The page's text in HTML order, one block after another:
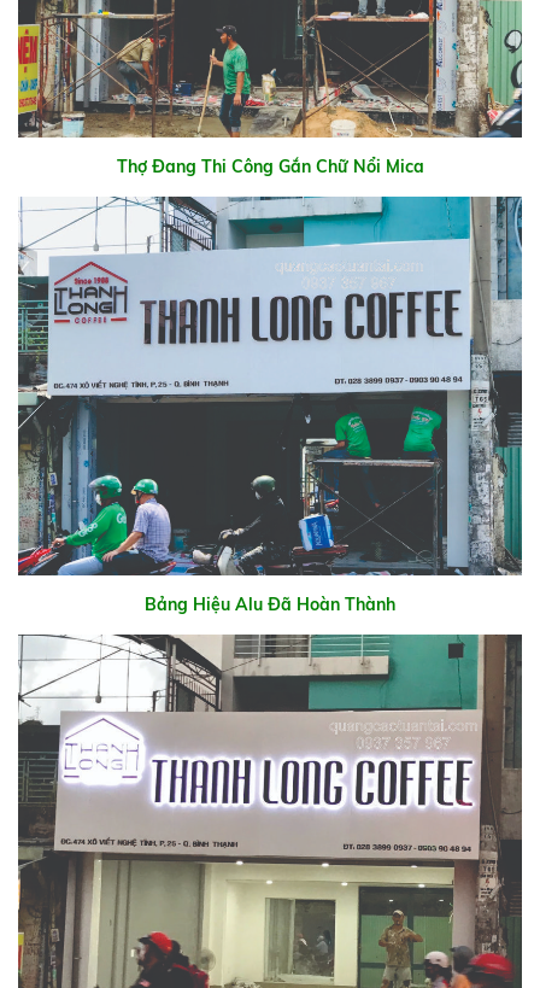
Thợ Đang Thi Công Gắn Chữ Nổi Mica
Bảng Hiệu Alu Đã Hoàn Thành